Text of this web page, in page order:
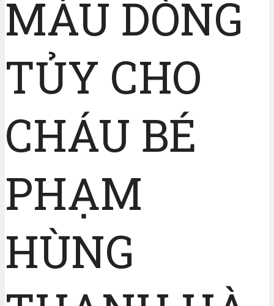
MÁU DÒNG
TỦY CHO
CHÁU BÉ
PHẠM
HÙNG